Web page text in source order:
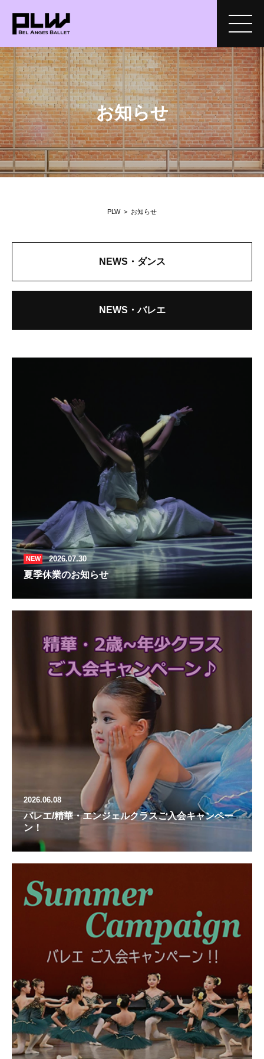
お知らせ
PLW> お知らせ
NEWS・ダンス
NEWS・バレエ
NEW 2026.07.30
夏季休業のお知らせ
2026.06.08
バレエ/精華・エンジェルクラスご入会キャンペー
ン！